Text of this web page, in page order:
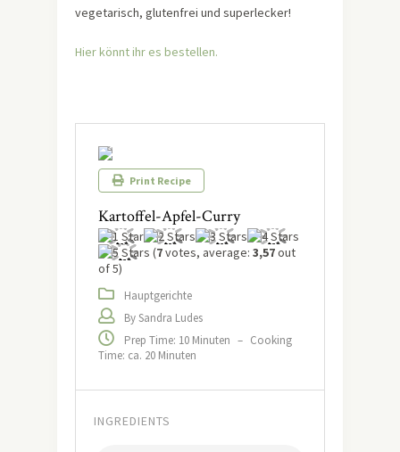
vegetarisch, glutenfrei und superlecker!
Hier könnt ihr es bestellen.
Print Recipe
Kartoffel-Apfel-Curry
(7votes, average: 3,57out
of 5)
Hauptgerichte
By Sandra Ludes
Prep Time: 10 Minuten – Cooking
Time: ca. 20 Minuten
INGREDIENTS